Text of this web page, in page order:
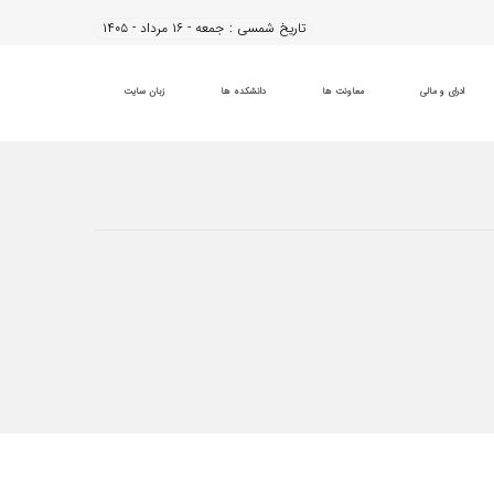
تاریخ شمسی : جمعه - ۱۶ مرداد - ۱۴۰۵
ادرای و مالی معاونت ها دانشکده ها زبان سایت